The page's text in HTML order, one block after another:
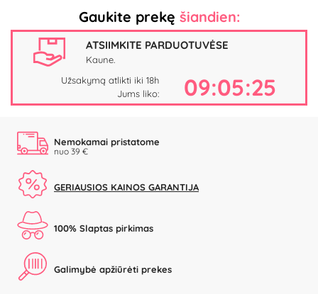
Gaukite prekę šiandien:
ATSIIMKITE PARDUOTUVĖSE
Kaune.
Užsakymą atlikti iki 18h
Jums liko:
09:05:24
Nemokamai pristatome
nuo 39 €
GERIAUSIOS KAINOS GARANTIJA
100% Slaptas pirkimas
Galimybė apžiūrėti prekes